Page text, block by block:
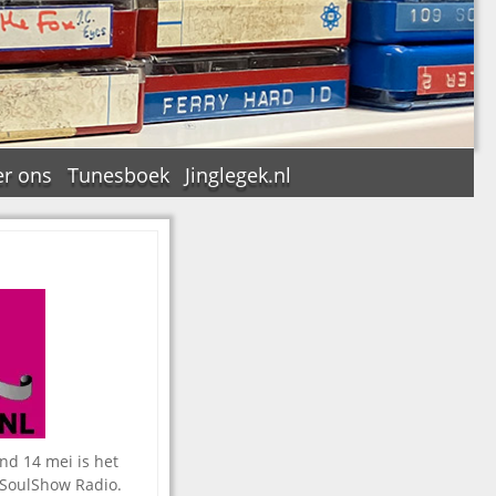
ons Tunesboek Jinglegek.nl
14 mei is het
Radio.